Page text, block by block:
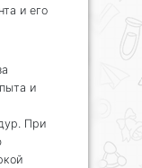
и его
и
При